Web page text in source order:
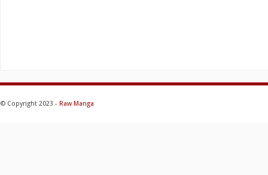
© Copyright 2023 - Raw Manga